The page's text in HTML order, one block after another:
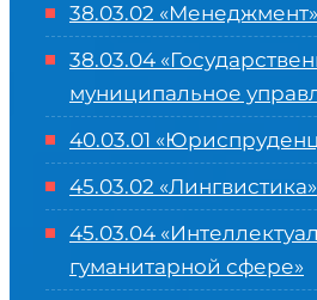
38.03.02 «Менеджмент»
38.03.04
муниципальное
40.03.01
45.03.02 «Лингвистика»
45.03.04 «
гуманитарной сфере»